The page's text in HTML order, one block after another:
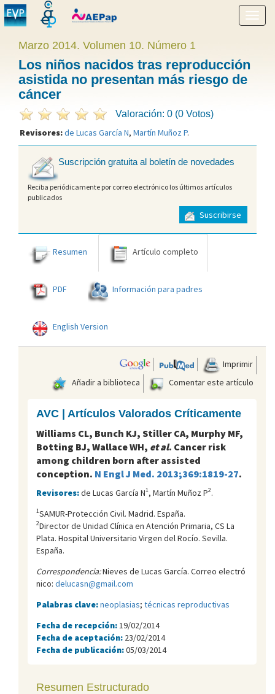
menú
Marzo 2014. Volumen 10. Número 1
Los niños nacidos tras reproducción
asistida no presentan más riesgo de
cáncer
Valoración: 0 (0 Votos)
Revisores:de Lucas García N, Martín Muñoz P.
Suscripción gratuita al boletín de novedades
Reciba periódicamente por correo electrónico los últimos artículos
publicados
Suscribirse
Resumen Artículo completo
PDF Información para padres
English Version
Imprimir
Añadir a biblioteca
Comentar este artículo
AVC | Artículos Valorados Críticamente
Williams CL, Bunch KJ, Stiller CA, Murphy MF,
Botting BJ, Wallace WH, et al. Cancer risk
among children born after assisted
conception. N Engl J Med. 2013;369:1819-27.
Revisores:de Lucas García N1, Martín Muñoz P2.
1SAMUR-Protección Civil. Madrid. España.
2Director de Unidad Clínica en Atención Primaria, CS La
Plata. Hospital Universitario Virgen del Rocí­o. Sevilla.
España.
Correspondencia:Nieves de Lucas García. Correo electró
nico: delucasn@gmail.com
Palabras clave:neoplasias; técnicas reproductivas
Fecha de recepción: 19/02/2014
Fecha de aceptación: 23/02/2014
Fecha de publicación:05/03/2014
Resumen Estructurado